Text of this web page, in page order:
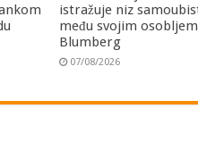
istražuje niz
među svojim
Blumberg
07/08/2026